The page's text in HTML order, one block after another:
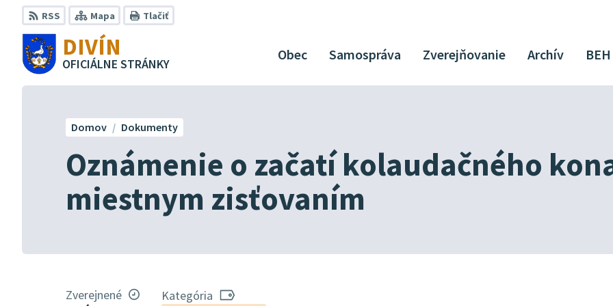
Preskočiť
na
obsah
RSS Mapa Tlačiť
DIVÍN
OFICIÁLNE STRÁNKY
Obec Samospráva Zverejňovanie Archív BEH
Oznámenie o začatí kolaudačného
miestnym zisťovaním
Domov Dokumenty
Zverejnené Kategória